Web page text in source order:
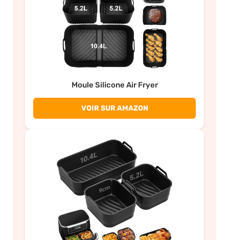
Moule Silicone Air Fryer
VOIR SUR AMAZON